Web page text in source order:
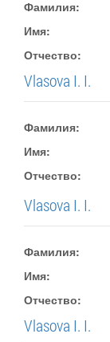
Фамилия:
Имя:
Отчество:
Vlasova I. I.
Фамилия:
Имя:
Отчество:
Vlasova I. I.
Фамилия:
Имя:
Отчество:
Vlasova I. I.